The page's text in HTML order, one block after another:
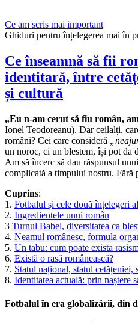
Ce am scris mai important
Ghiduri pentru înțelegerea mai în
Ce înseamnă să fii
identitară, între
și cultură
„Eu n-am cerut să fiu român,
Ionel Teodoreanu). Dar ceilalți,
români? Cei care consideră
un noroc, ci un blestem, își pot da
Am să încerc să dau răspunsul
complicată a timpului nostru. Fără
Cuprins:
1. Fotbalul și cele două înțelegeri
2. Ingredientele unui român
3 Turnul Babel, diversitatea ca
4. Neamul românesc, formula
5. Un tabu: cum poate exista
6. Există o rasă românească?
7. Statul național, statul cetățeniei,
8. Identitatea actuală: prin naștere
Fotbalul în era globalizării, din